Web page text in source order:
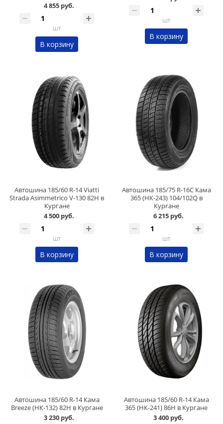
4 855 руб.
шт
В корзину
шт
В корзину
Автошина 185/60 R-14 Viatti
Strada Asimmetrico V-130 82H в
Кургане
4 500 руб.
шт
В корзину
Автошина 185/75 R-16C Кама
365 (НК-243) 104/102Q в
Кургане
6 215 руб.
шт
В корзину
Автошина 185/60 R-14 Кама
Breeze (НК-132) 82Н в Кургане
3 230 руб.
Автошина 185/60 R-14 Кама
365 (НК-241) 86H в Кургане
3 400 руб.